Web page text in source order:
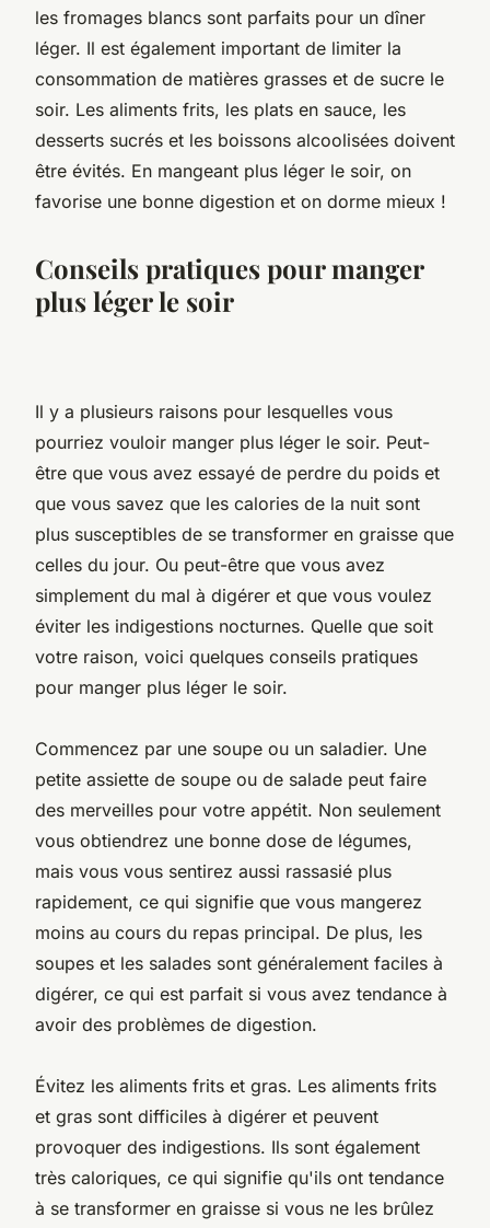
les fromages blancs sont parfaits pour un dîner
léger. Il est également important de limiter la
consommation de matières grasses et de sucre le
soir. Les aliments frits, les plats en sauce, les
desserts sucrés et les boissons alcoolisées doivent
être évités. En mangeant plus léger le soir, on
favorise une bonne digestion et on dorme mieux !
Conseils pratiques pour manger
plus léger le soir
Il y a plusieurs raisons pour lesquelles vous
pourriez vouloir manger plus léger le soir. Peut-
être que vous avez essayé de perdre du poids et
que vous savez que les calories de la nuit sont
plus susceptibles de se transformer en graisse que
celles du jour. Ou peut-être que vous avez
simplement du mal à digérer et que vous voulez
éviter les indigestions nocturnes. Quelle que soit
votre raison, voici quelques conseils pratiques
pour manger plus léger le soir.
Commencez par une soupe ou un saladier. Une
petite assiette de soupe ou de salade peut faire
des merveilles pour votre appétit. Non seulement
vous obtiendrez une bonne dose de légumes,
mais vous vous sentirez aussi rassasié plus
rapidement, ce qui signifie que vous mangerez
moins au cours du repas principal. De plus, les
soupes et les salades sont généralement faciles à
digérer, ce qui est parfait si vous avez tendance à
avoir des problèmes de digestion.
Évitez les aliments frits et gras. Les aliments frits
et gras sont difficiles à digérer et peuvent
provoquer des indigestions. Ils sont également
très caloriques, ce qui signifie qu'ils ont tendance
à se transformer en graisse si vous ne les brûlez